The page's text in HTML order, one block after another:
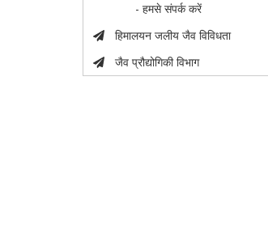
- हमसे संपर्क करें
हिमालयन जलीय जैव विविधता
जैव प्रौद्योगिकी विभाग